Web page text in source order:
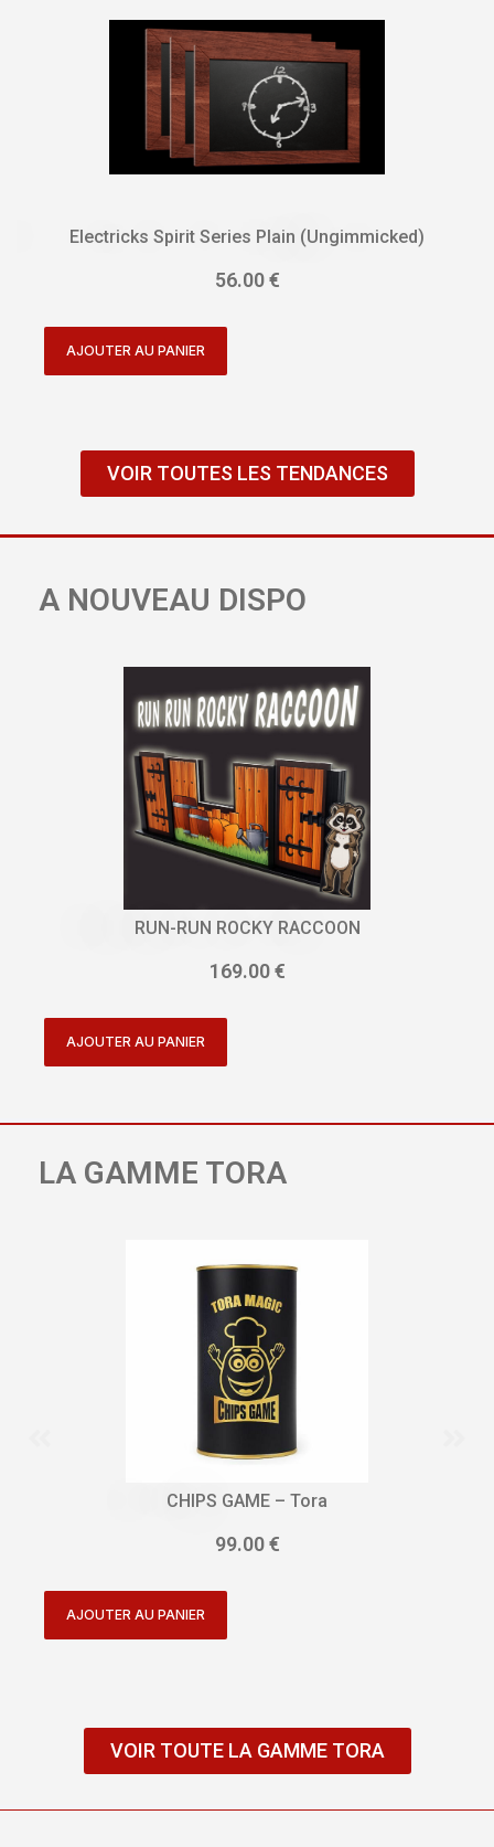
Electricks Spirit Series Plain (Ungimmicked)
56.00€
AJOUTER AU PANIER
VOIR TOUTES LES TENDANCES
A NOUVEAU DISPO
RUN-RUN ROCKY RACCOON
169.00€
AJOUTER AU PANIER
LA GAMME TORA
CHIPS GAME – Tora
99.00€
AJOUTER AU PANIER
VOIR TOUTE LA GAMME TORA